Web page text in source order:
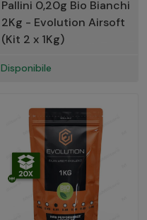
Pallini 0,20g Bio Bianchi
2Kg - Evolution Airsoft
(Kit 2 x 1Kg)
Disponibile